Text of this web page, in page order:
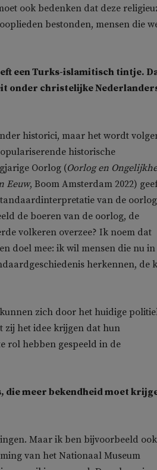
ook bedenken dat deze
bestonden, mensen die
een Turks-islamitisch tintje.
onder christelijke
historici, maar het wordt
historische
Oorlog (Oorlog en
Eeuw, Boom Amsterdam 2022)
van de oorlog
de boeren van de oorlog, de
volkeren overzee? Ik noem dat
doel mee: ik wil mensen die nu in
herkennen, de
zich door het huidige
zij het idee krijgen dat hun
rol hebben gespeeld in de
die meer bekendheid moet
Maar ik ben bijvoorbeeld ook
van het Nationaal Museum